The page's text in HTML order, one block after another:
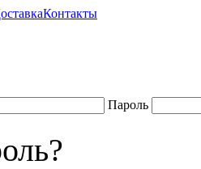
Контакты
Пароль